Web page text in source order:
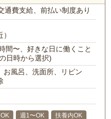
通費支給、前払い制度あり
間〜、好きな日に働くこと
日時から選択)
お風呂、洗面所、リビン
週1〜OK 扶養内OK